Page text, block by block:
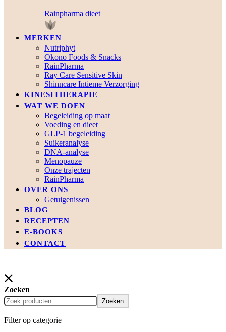
Rainpharma dieet
MERKEN
Nutriphyt
Okono Foods & Snacks
RainPharma
Ray Care Sensitive Skin
Shinncare Intieme Verzorging
KINESITHERAPIE
WAT WE DOEN
Begeleiding op maat
Voeding en dieet
GLP-1 begeleiding
Suikeranalyse
DNA-analyse
Menopauze
Onze trajecten
RainPharma
OVER ONS
Getuigenissen
BLOG
RECEPTEN
E-BOOKS
CONTACT
Zoeken
Zoeken
Filter op categorie